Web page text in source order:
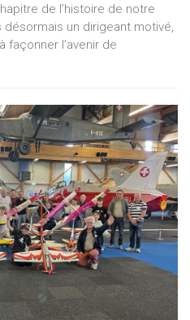
de l’histoire de notre
un dirigeant motivé,
façonner l’avenir de